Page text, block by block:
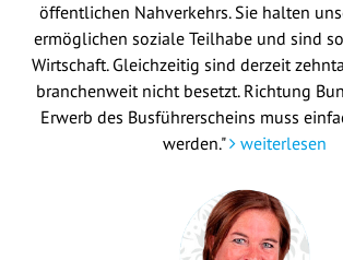
öffentlichen Nahverkehrs. Sie halten
ermöglichen soziale Teilhabe und sind
Wirtschaft. Gleichzeitig sind derzeit
branchenweit nicht besetzt. Richtung
Erwerb des Busführerscheins muss
werden."
weiterlesen